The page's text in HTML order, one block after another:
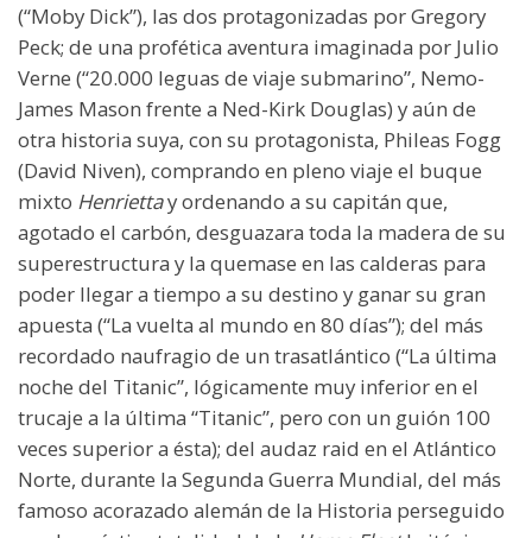
(“Moby Dick”), las dos protagonizadas por Gregory
Peck; de una profética aventura imaginada por Julio
Verne (“20.000 leguas de viaje submarino”, Nemo-
James Mason frente a Ned-Kirk Douglas) y aún de
otra historia suya, con su protagonista, Phileas Fogg
(David Niven), comprando en pleno viaje el buque
mixto Henriettay ordenando a su capitán que,
agotado el carbón, desguazara toda la madera de su
superestructura y la quemase en las calderas para
poder llegar a tiempo a su destino y ganar su gran
apuesta (“La vuelta al mundo en 80 días”); del más
recordado naufragio de un trasatlántico (“La última
noche del Titanic”, lógicamente muy inferior en el
trucaje a la última “Titanic”, pero con un guión 100
veces superior a ésta); del audaz raid en el Atlántico
Norte, durante la Segunda Guerra Mundial, del más
famoso acorazado alemán de la Historia perseguido